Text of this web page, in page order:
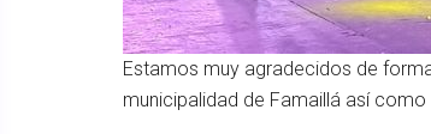
Estamos muy agradecidos de
municipalidad de Famaillá así